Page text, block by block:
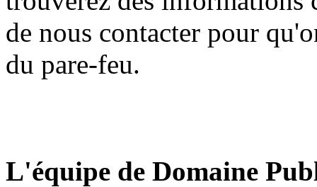
de nous contacter pour
du pare-feu.
L'équipe de Domaine